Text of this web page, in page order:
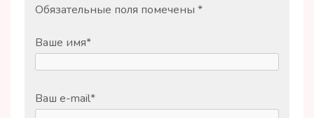
Обязательные поля помечены *
Ваше имя*
Ваш e-mail*